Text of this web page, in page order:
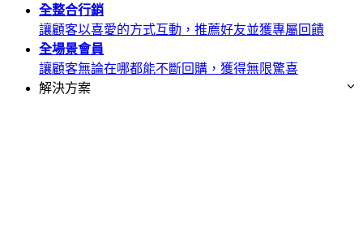
全整合行銷
讓顧客以喜愛的方式互動，推薦好友並獲專屬回饋
全場景會員
讓顧客無論在哪都能不斷回購，獲得無限驚喜
解決方案